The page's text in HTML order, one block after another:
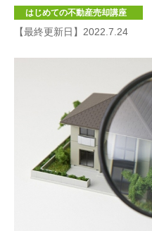
はじめての不動産売却講座
【最終更新日】2022.7.24